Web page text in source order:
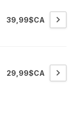
39,99$CA
29,99$CA